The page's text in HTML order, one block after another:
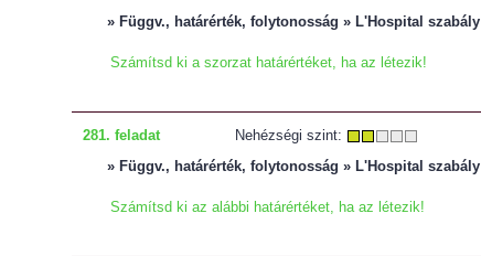
» Függv., határérték, folytonosság » L'Hospital szabály
Számítsd ki a szorzat határértéket, ha az létezik!
281. feladat Nehézségi szint:
» Függv., határérték, folytonosság » L'Hospital szabály
Számítsd ki az alábbi határértéket, ha az létezik!